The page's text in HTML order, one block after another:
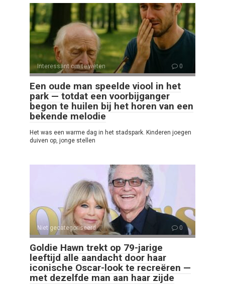
Interessant om te weten 0
Een oude man speelde viool in het
park — totdat een voorbijganger
begon te huilen bij het horen van een
bekende melodie
Het was een warme dag in het stadspark. Kinderen joegen
duiven op, jonge stellen
Niet gecategoriseerd 0
Goldie Hawn trekt op 79-jarige
leeftijd alle aandacht door haar
iconische Oscar-look te recreëren —
met dezelfde man aan haar zijde